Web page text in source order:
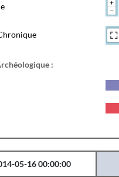
:
05-16 00:00:00